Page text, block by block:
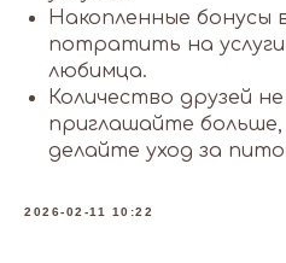
Накопленные бонусы
потратить на услуги
любимца.
Количество друзей
приглашайте
делайте уход за
2026-02-11 10:22